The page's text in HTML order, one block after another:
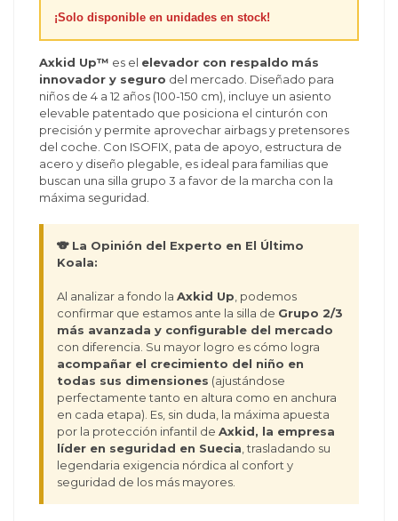
¡Solo disponible en unidades en stock!
Axkid Up™ es el elevador con respaldo más
innovador y seguro del mercado. Diseñado para
niños de 4 a 12 años (100-150 cm), incluye un asiento
elevable patentado que posiciona el cinturón con
precisión y permite aprovechar airbags y pretensores
del coche. Con ISOFIX, pata de apoyo, estructura de
acero y diseño plegable, es ideal para familias que
buscan una silla grupo 3 a favor de la marcha con la
máxima seguridad.
🐨 La Opinión del Experto en El Último
Koala:
Al analizar a fondo la Axkid Up, podemos
confirmar que estamos ante la silla de Grupo 2/3
más avanzada y configurable del mercado
con diferencia. Su mayor logro es cómo logra
acompañar el crecimiento del niño en
todas sus dimensiones (ajustándose
perfectamente tanto en altura como en anchura
en cada etapa). Es, sin duda, la máxima apuesta
por la protección infantil de Axkid, la empresa
líder en seguridad en Suecia, trasladando su
legendaria exigencia nórdica al confort y
seguridad de los más mayores.